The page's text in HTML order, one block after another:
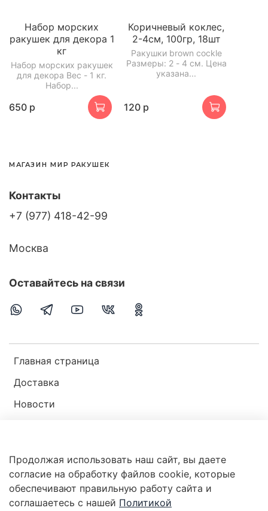
Набор морских
ракушек для декора 1
кг
Набор морских ракушек
для декора Вес - 1 кг.
Набор...
650 р
Коричневый коклес,
2-4см, 100гр, 18шт
Ракушки brown cockle
Размеры: 2 - 4 см. Цена
указана...
120 р
МАГАЗИН МИР РАКУШЕК
Главная страница
Доставка
Новости
Политика конфиденциальности
Контакты
+7 (977) 418-42-99
Москва
Оставайтесь на связи
Магазин мир ракушек
Продолжая использовать наш сайт, вы даете
согласие на обработку файлов cookie, которые
обеспечивают правильную работу сайта и
соглашаетесь с нашей Политикой